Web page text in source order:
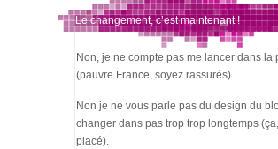
Le changement, c’est maintenant !
Non, je ne compte pas me lancer dans la
(pauvre France, soyez rassurés).
Non je ne vous parle pas du design du
changer dans pas trop trop longtemps
placé).